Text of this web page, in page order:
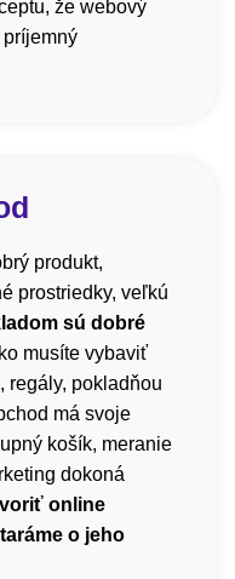
že webový
produkt,
prostriedky, veľkú
sú dobré
musíte vybaviť
regály, pokladňou
má svoje
košík, meranie
dokoná
online
o jeho